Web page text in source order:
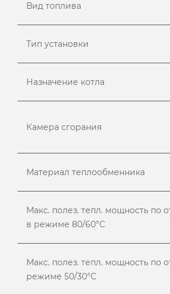
Вид топлива
Тип установки
Назначение котла
Камера сгорания
Материал теплообменника
Макс. полез. тепл. мощность по
в режиме 80/60°С
Макс. полез. тепл. мощность по
режиме 50/30°С